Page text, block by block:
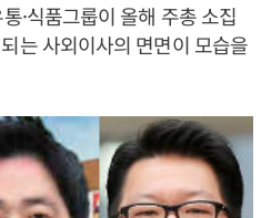
·식품그룹이 올해 주총 소집
는 사외이사의 면면이 모습을